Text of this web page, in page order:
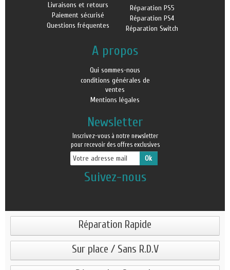
Livraisons et retours
Paiement sécurisé
Questions fréquentes
Réparation PS5
Réparation PS4
Réparation Switch
A propos
Qui sommes-nous
conditions générales de
ventes
Mentions légales
Newsletter
Inscrivez-vous à notre newsletter
pour recevoir des offres exclusives
Suivez-nous
Réparation Rapide
Sur place / Sans R.D.V